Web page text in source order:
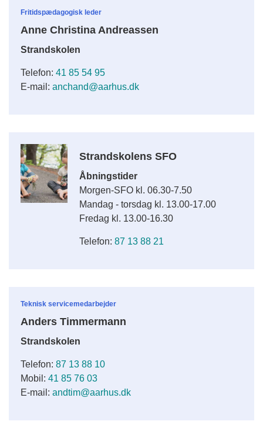
Fritidspædagogisk leder
Anne Christina Andreassen
Strandskolen
Telefon: 41 85 54 95
E-mail: anchand@aarhus.dk
Strandskolens SFO
Åbningstider
Morgen-SFO kl. 06.30-7.50
Mandag - torsdag kl. 13.00-17.00
Fredag kl. 13.00-16.30
Telefon: 87 13 88 21
Teknisk servicemedarbejder
Anders Timmermann
Strandskolen
Telefon: 87 13 88 10
Mobil: 41 85 76 03
E-mail: andtim@aarhus.dk